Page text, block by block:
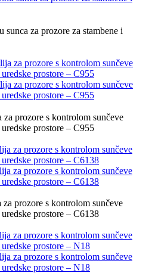
za prozore za stambene i
prozore s kontrolom sunčeve
prostore – C955
prozore s kontrolom sunčeve
prostore – C6138